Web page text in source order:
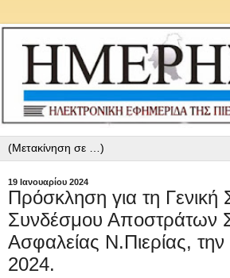
19 Ιανουαρίου 2024
Πρόσκληση για τη Γενική
Συνδέσμου Αποστράτων
Ασφαλείας Ν.Πιερίας,
2024.